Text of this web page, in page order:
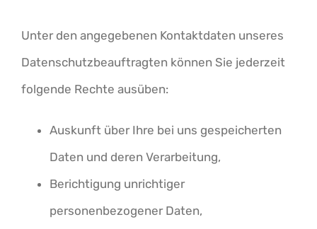
Unter den angegebenen Kontaktdaten unseres
Datenschutzbeauftragten können Sie jederzeit
folgende Rechte ausüben:
Auskunft über Ihre bei uns gespeicherten
Daten und deren Verarbeitung,
Berichtigung unrichtiger
personenbezogener Daten,